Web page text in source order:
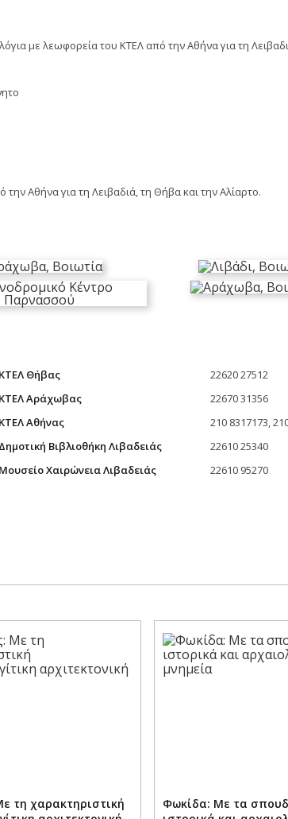
με λεωφορεία του ΚΤΕΛ από την Αθήνα για τη
Αθήνα για τη Λειβαδιά, τη Θήβα και την Αλίαρτο.
ΚΤΕΛ Θήβας
22620 27512
ΚΤΕΛ Αράχωβας
22670 31356
ΚΤΕΛ Αθήνας
210 8317173,
Δημοτική Βιβλιοθήκη Λιβαδειάς
22610 25340
Μουσείο Χαιρώνεια Λιβαδειάς 22610 95270
τη χαρακτηριστική
Φωκίδα: Με τα